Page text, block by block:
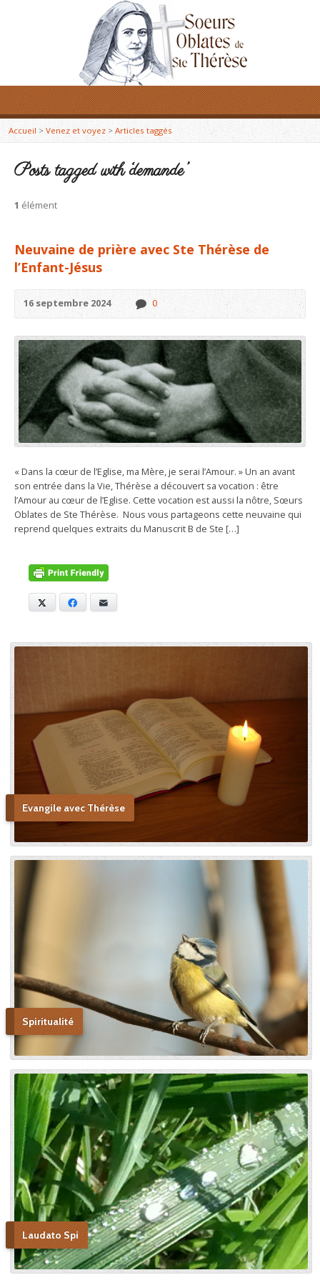
Accueil> Venez et voyez > Articles taggés
Posts tagged with ‘demande’
1 élément
Neuvaine de prière avec Ste Thérèse de
l’Enfant-Jésus
16 septembre 2024 0
« Dans la cœur de l’Eglise, ma Mère, je serai l’Amour. » Un an avant
son entrée dans la Vie, Thérèse a découvert sa vocation : être
l’Amour au cœur de l’Eglise. Cette vocation est aussi la nôtre, Sœurs
Oblates de Ste Thérèse. Nous vous partageons cette neuvaine qui
reprend quelques extraits du Manuscrit B de Ste […]
Facebook
Evangile avec Thérèse
Spiritualité
Laudato Spi